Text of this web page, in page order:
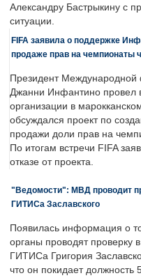
Александру Бастрыкину с
ситуации.
FIFA заявила о поддержке
продаже прав на чемпионаты
Президент
Джанни Инфантино провел
организации в
обсуждался проект по
продажи доли прав на
По итогам встречи FIFA
отказе от проекта.
"Ведомости": МВД проводит
ГИТИСа Заславского
Появилась информация о
органы проводят проверку
ГИТИСа Григория
что он покидает должность